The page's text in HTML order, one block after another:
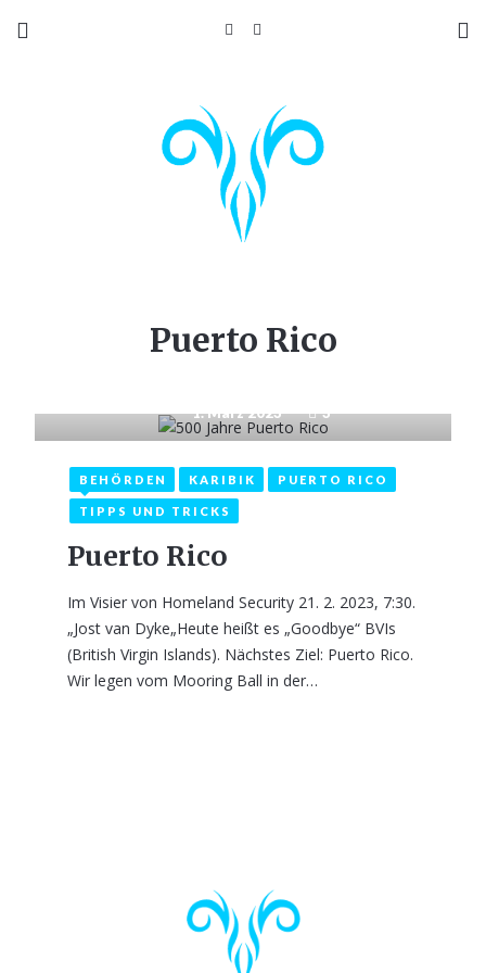
Puerto Rico
1. März 2023 3
BEHÖRDEN KARIBIK PUERTO RICO
TIPPS UND TRICKS
Puerto Rico
Im Visier von Homeland Security 21. 2. 2023, 7:30.
„Jost van Dyke„Heute heißt es „Goodbye“ BVIs
(British Virgin Islands). Nächstes Ziel: Puerto Rico.
Wir legen vom Mooring Ball in der…